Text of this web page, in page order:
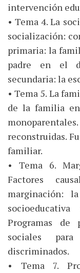
intervención
• Tema 4. La
socialización:
primaria: la
padre en el
secundaria: la
• Tema 5. La
de la familia
reconstruidas.
familiar.
• Tema 6.
Factores
marginación:
Programas de
sociales
discriminados.
• Tema 7.